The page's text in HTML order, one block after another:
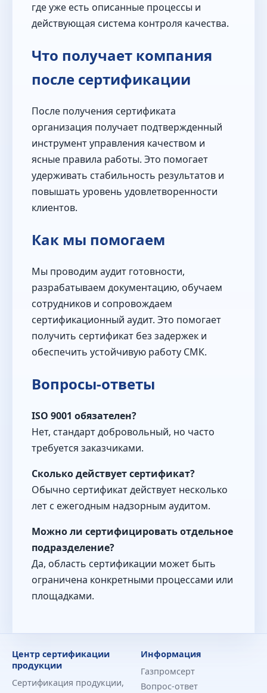
где уже есть описанные процессы и
действующая система контроля качества.
Что получает компания
после сертификации
После получения сертификата
организация получает подтвержденный
инструмент управления качеством и
ясные правила работы. Это помогает
удерживать стабильность результатов и
повышать уровень удовлетворенности
клиентов.
Как мы помогаем
Мы проводим аудит готовности,
разрабатываем документацию, обучаем
сотрудников и сопровождаем
сертификационный аудит. Это помогает
получить сертификат без задержек и
обеспечить устойчивую работу СМК.
Вопросы-ответы
ISO 9001 обязателен?
Нет, стандарт добровольный, но часто
требуется заказчиками.
Сколько действует сертификат?
Обычно сертификат действует несколько
лет с ежегодным надзорным аудитом.
Можно ли сертифицировать отдельное
подразделение?
Да, область сертификации может быть
ограничена конкретными процессами или
площадками.
Центр сертификации
продукции
Сертификация продукции,
Информация
Газпромсерт
Вопрос-ответ